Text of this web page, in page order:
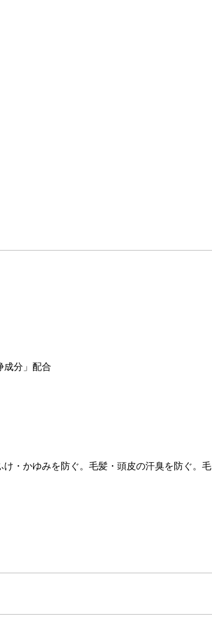
成分」配合
・かゆみを防ぐ。毛髪・頭皮の汗臭を防ぐ。毛